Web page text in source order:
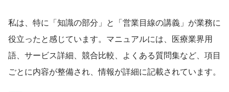
私は、特に「知識の部分」と「営業目線の講義」が業務に
役立ったと感じています。マニュアルには、医療業界用
語、サービス詳細、競合比較、よくある質問集など、項目
ごとに内容が整備され、情報が詳細に記載されています。